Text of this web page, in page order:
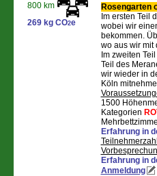
800 km
269 kg CO2e
Rosengarten
Im ersten Teil
wobei wir
bekommen.
wo aus wir mit
Im zweiten
Teil des
wir wieder in
Köln
1500
Kategorien
Erfahrung in
Erfahrung in
Anmeldung